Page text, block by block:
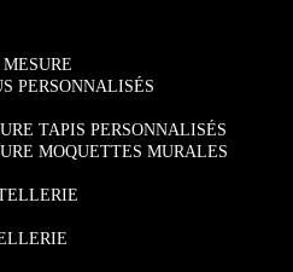
PERSONNALISÉS
TAPIS PERSONNALISÉS
MOQUETTES MURALES